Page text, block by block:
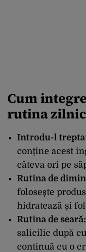
Cum
rutina
Introdu-l
conține acest
câteva ori pe
Rutina de
folosește
hidratează și
Rutina de seară:
salicilic după
continuă cu o